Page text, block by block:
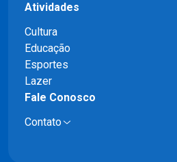
Atividades
Cultura
Educação
Esportes
Lazer
Fale Conosco
Contato